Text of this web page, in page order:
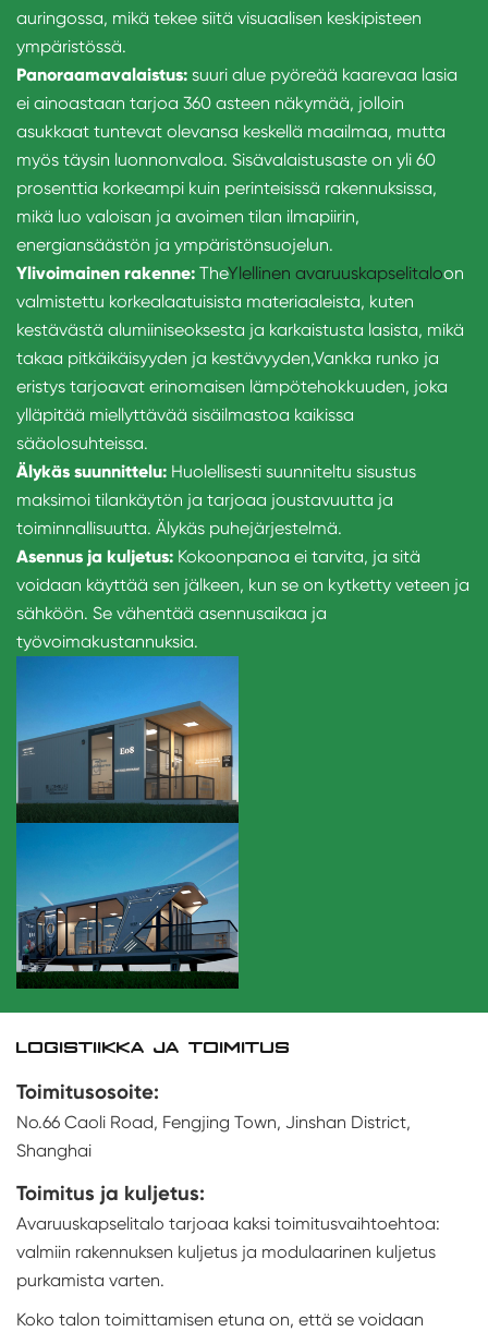
auringossa, mikä tekee siitä visuaalisen keskipisteen
ympäristössä.
Panoraamavalaistus: suuri alue pyöreää kaarevaa lasia
ei ainoastaan tarjoa 360 asteen näkymää, jolloin
asukkaat tuntevat olevansa keskellä maailmaa, mutta
myös täysin luonnonvaloa. Sisävalaistusaste on yli 60
prosenttia korkeampi kuin perinteisissä rakennuksissa,
mikä luo valoisan ja avoimen tilan ilmapiirin,
energiansäästön ja ympäristönsuojelun.
Ylivoimainen rakenne: TheYlellinen avaruuskapselitaloon
valmistettu korkealaatuisista materiaaleista, kuten
kestävästä alumiiniseoksesta ja karkaistusta lasista, mikä
takaa pitkäikäisyyden ja kestävyyden,Vankka runko ja
eristys tarjoavat erinomaisen lämpötehokkuuden, joka
ylläpitää miellyttävää sisäilmastoa kaikissa
sääolosuhteissa.
Älykäs suunnittelu: Huolellisesti suunniteltu sisustus
maksimoi tilankäytön ja tarjoaa joustavuutta ja
toiminnallisuutta. Älykäs puhejärjestelmä.
Asennus ja kuljetus: Kokoonpanoa ei tarvita, ja sitä
voidaan käyttää sen jälkeen, kun se on kytketty veteen ja
sähköön. Se vähentää asennusaikaa ja
työvoimakustannuksia.
LOGISTIIKKA JA TOIMITUS
Toimitusosoite:
No.66 Caoli Road, Fengjing Town, Jinshan District,
Shanghai
Toimitus ja kuljetus:
Avaruuskapselitalo tarjoaa kaksi toimitusvaihtoehtoa:
valmiin rakennuksen kuljetus ja modulaarinen kuljetus
purkamista varten.
Koko talon toimittamisen etuna on, että se voidaan